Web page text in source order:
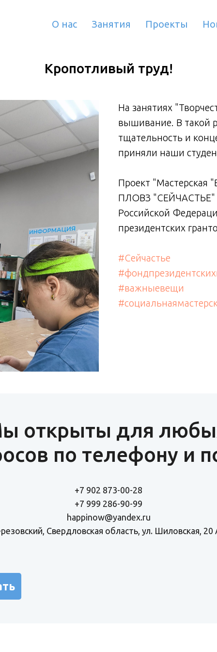
О нас Занятия Проекты
Кропотливый труд!
На занятиях
вышивание. В такой
тщательность и
приняли наши
Проект "Мастерская
ПЛОВЗ "СЕЙЧАСТЬЕ"
Российской
президентских
#Сейчастье
#важныевещи
открыты для
по телефону и
+7 902 873-00-28
+7 999 286-90-99
happinow@yandex.ru
Свердловская область, ул. Шиловская, 20